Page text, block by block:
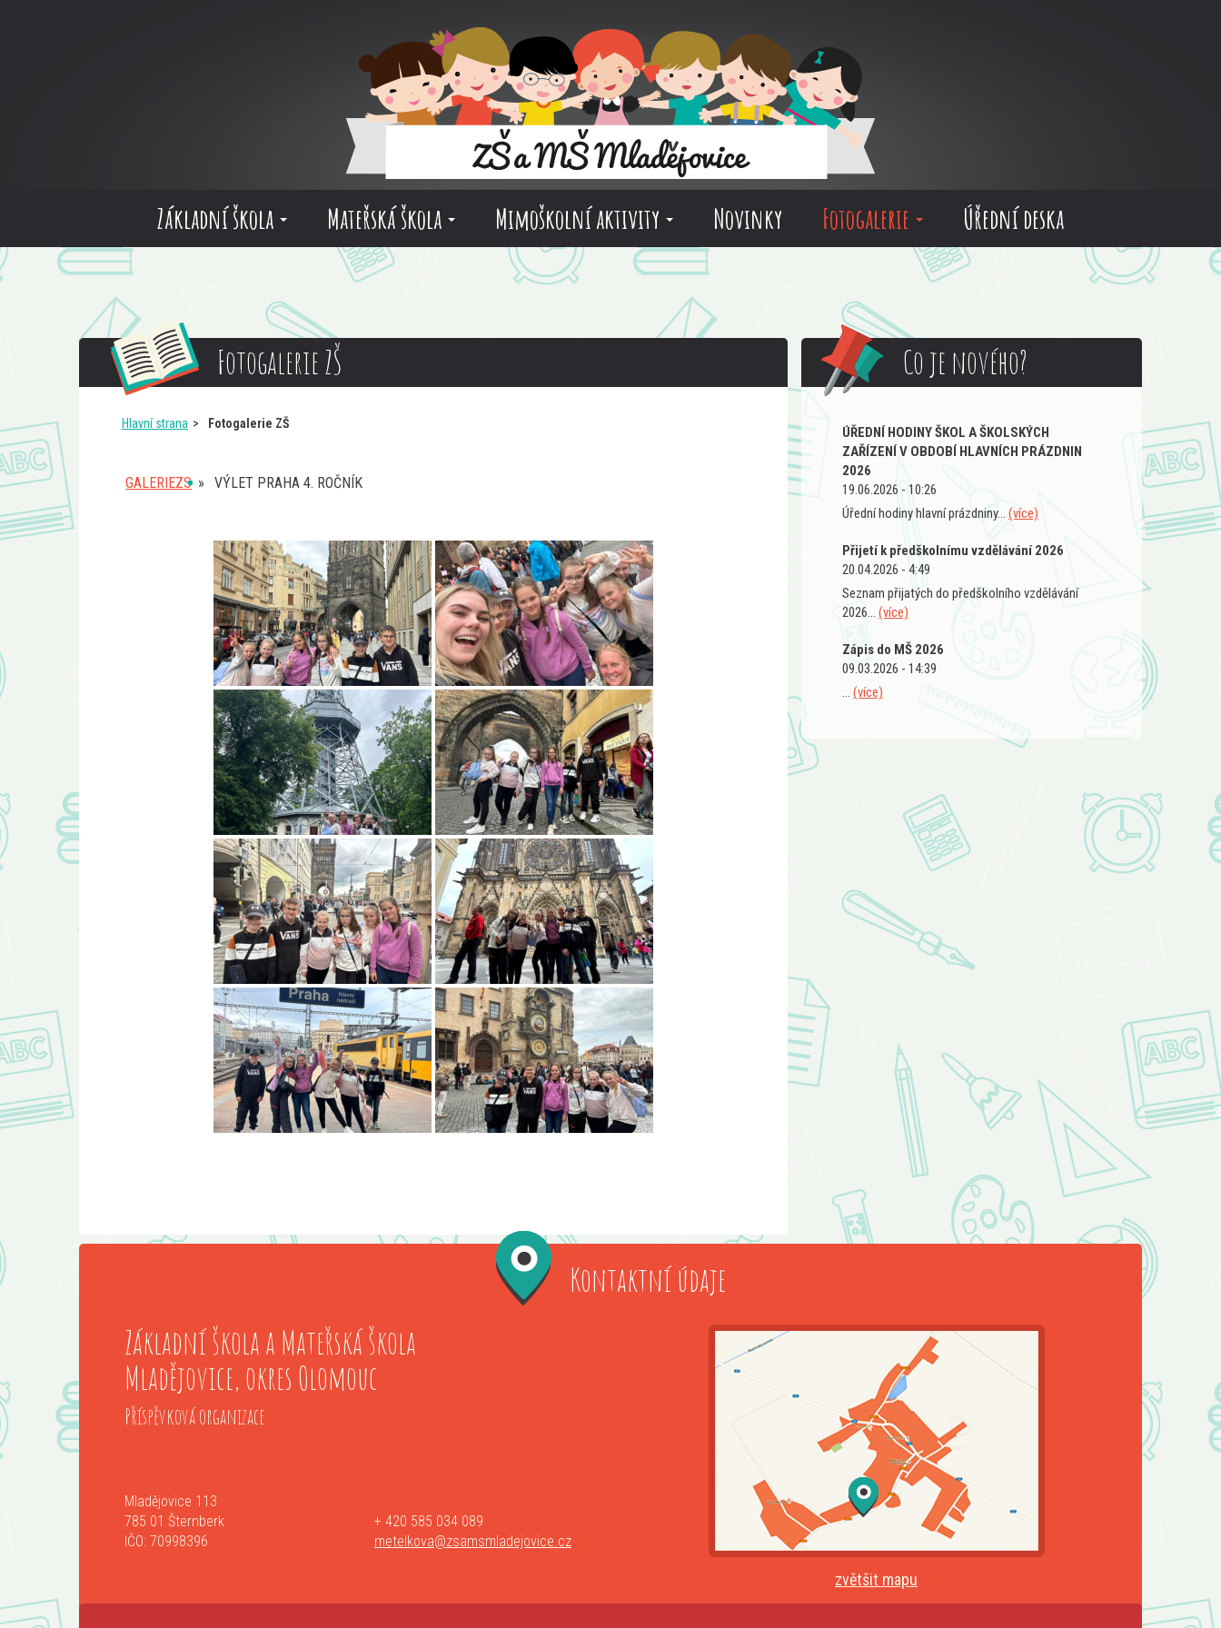
Základní škola Mateřská škola Mimoškolní aktivity Novinky Fotogalerie Úřední deska
Fotogalerie ZŠ
Hlavní strana Fotogalerie ZŠ
GALERIEZS » VÝLET PRAHA 4. ROČNÍK
Co je nového?
ÚŘEDNÍ HODINY ŠKOL A ŠKOLSKÝCH
ZAŘÍZENÍ V OBDOBÍ HLAVNÍCH PRÁZDNIN
2026
19.06.2026 - 10:26
Úřední hodiny hlavní prázdniny... (více)
Přijetí k předškolnímu vzdělávání 2026
20.04.2026 - 4:49
Seznam přijatých do předškolního vzdělávání
2026... (více)
Zápis do MŠ 2026
09.03.2026 - 14:39
... (více)
Kontaktní údaje
Základní škola a Mateřská škola
Mladějovice, okres Olomouc
Příspěvková organizace
Mladějovice 113
785 01 Šternberk
IČO: 70998396
+ 420 585 034 089
metelkova@zsamsmladejovice.cz
zvětšit mapu